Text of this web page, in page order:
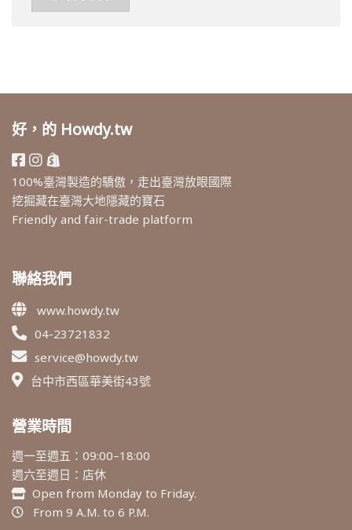
好，的 Howdy.tw
100%臺灣製造的驕傲，走出臺灣放眼國際
挖掘藏在臺灣大地隱藏的寶石
Friendly and fair-trade platform
聯絡我們
www.howdy.tw
04-23721832
service@howdy.tw
台中市西區華美街43號
營業時間
週一至週五：09:00–18:00
週六至週日：店休
Open from Monday to Friday.
From 9 A.M. to 6 P.M.